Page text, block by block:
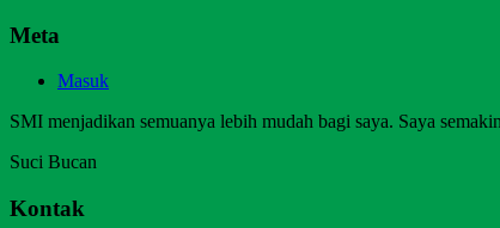
Meta
Masuk
SMI menjadikan semuanya lebih mudah bagi saya. Saya
Suci Bucan
Kontak